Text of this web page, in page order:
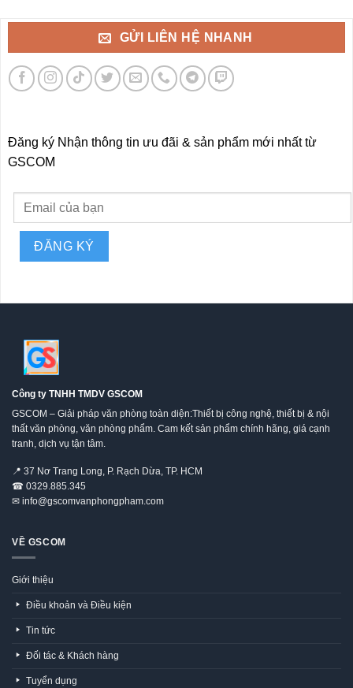
GỬI LIÊN HỆ NHANH
Đăng ký Nhận thông tin ưu đãi & sản phẩm mới nhất từ
GSCOM
Công ty TNHH TMDV GSCOM
GSCOM – Giải pháp văn phòng toàn diện:Thiết bị công nghệ, thiết bị & nội
thất văn phòng, văn phòng phẩm. Cam kết sản phẩm chính hãng, giá cạnh
tranh, dịch vụ tận tâm.
📍 37 Nơ Trang Long, P. Rạch Dừa, TP. HCM
☎ 0329.885.345
✉ info@gscomvanphongpham.com
VỀ GSCOM
Giới thiệu
Điều khoản và Điều kiện
Tin tức
Đối tác & Khách hàng
Tuyển dụng